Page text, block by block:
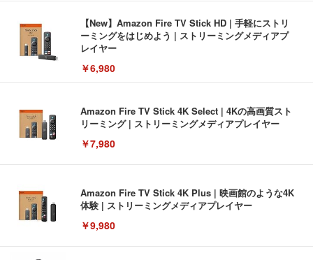
【New】Amazon Fire TV Stick HD | 手軽にストリ
ーミングをはじめよう | ストリーミングメディアプ
レイヤー
￥6,980
Amazon Fire TV Stick 4K Select | 4Kの高画質スト
リーミング | ストリーミングメディアプレイヤー
￥7,980
Amazon Fire TV Stick 4K Plus | 映画館のような4K
体験 | ストリーミングメディアプレイヤー
￥9,980